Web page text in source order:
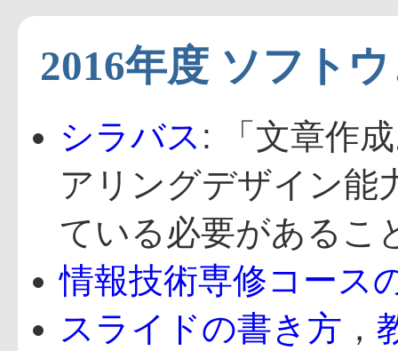
2016年度 ソフト
シラバス : 「文章作
アリングデザイン能
ている必要があるこ
情報技術専修コース
スライドの書き方 ，